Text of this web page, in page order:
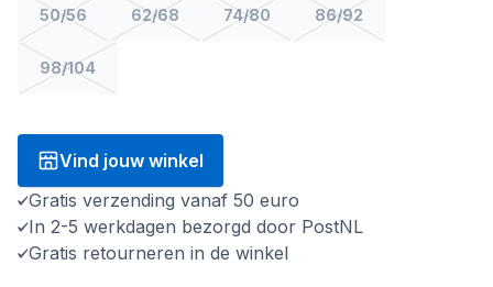
50/56 62/68 74/80 86/92
98/104
Vind jouw winkel
Gratis verzending vanaf 50 euro
In 2-5 werkdagen bezorgd door PostNL
Gratis retourneren in de winkel